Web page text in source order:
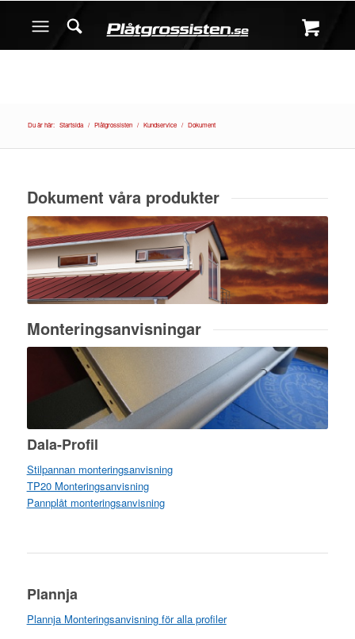
Du är här: Startsida / Plåtgrossisten / Kundservice / Dokument
Dokument våra produkter
Monteringsanvisningar
Dala-Profil
Stilpannan monteringsanvisning
TP20 Monteringsanvisning
Pannplåt monteringsanvisning
Plannja
Plannja Monteringsanvisning för alla profiler